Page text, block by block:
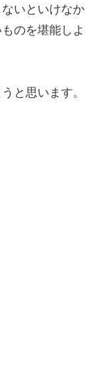
いといけなか
のを堪能しよ
と思います。